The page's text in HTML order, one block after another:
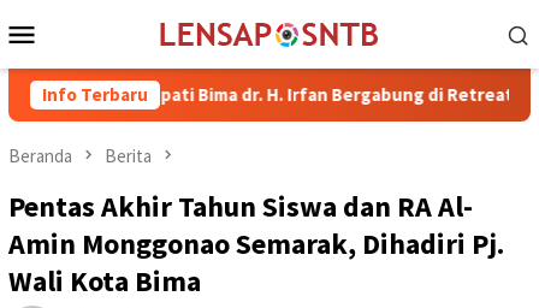
ke
Mobile
Info Terbaru
Bupati Bima dr. H. Irfan Bergabung di Retreat Magelang
Beranda Berita
Pentas Akhir Tahun Siswa dan RA Al-
Amin Monggonao Semarak, Dihadiri Pj.
Wali Kota Bima